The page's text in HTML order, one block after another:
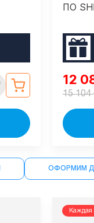
ПО
12
15 104
ОФОРМИМ
Каждая